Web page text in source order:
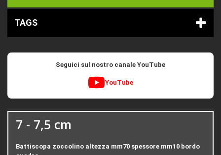
TAGS
Seguici sul nostro canale YouTube
YouTube
7 - 7,5 cm
Battiscopa zoccolino altezza mm70 spessore mm10 bordo